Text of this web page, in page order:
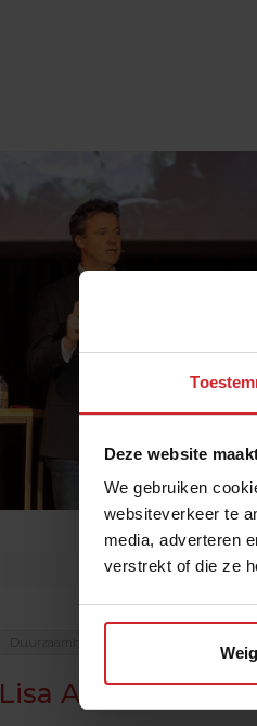
Deze website
We gebruiken
websiteverkeer te
media, adverteren
verstrekt of die ze
Duurzaamheid
Lisa Appels